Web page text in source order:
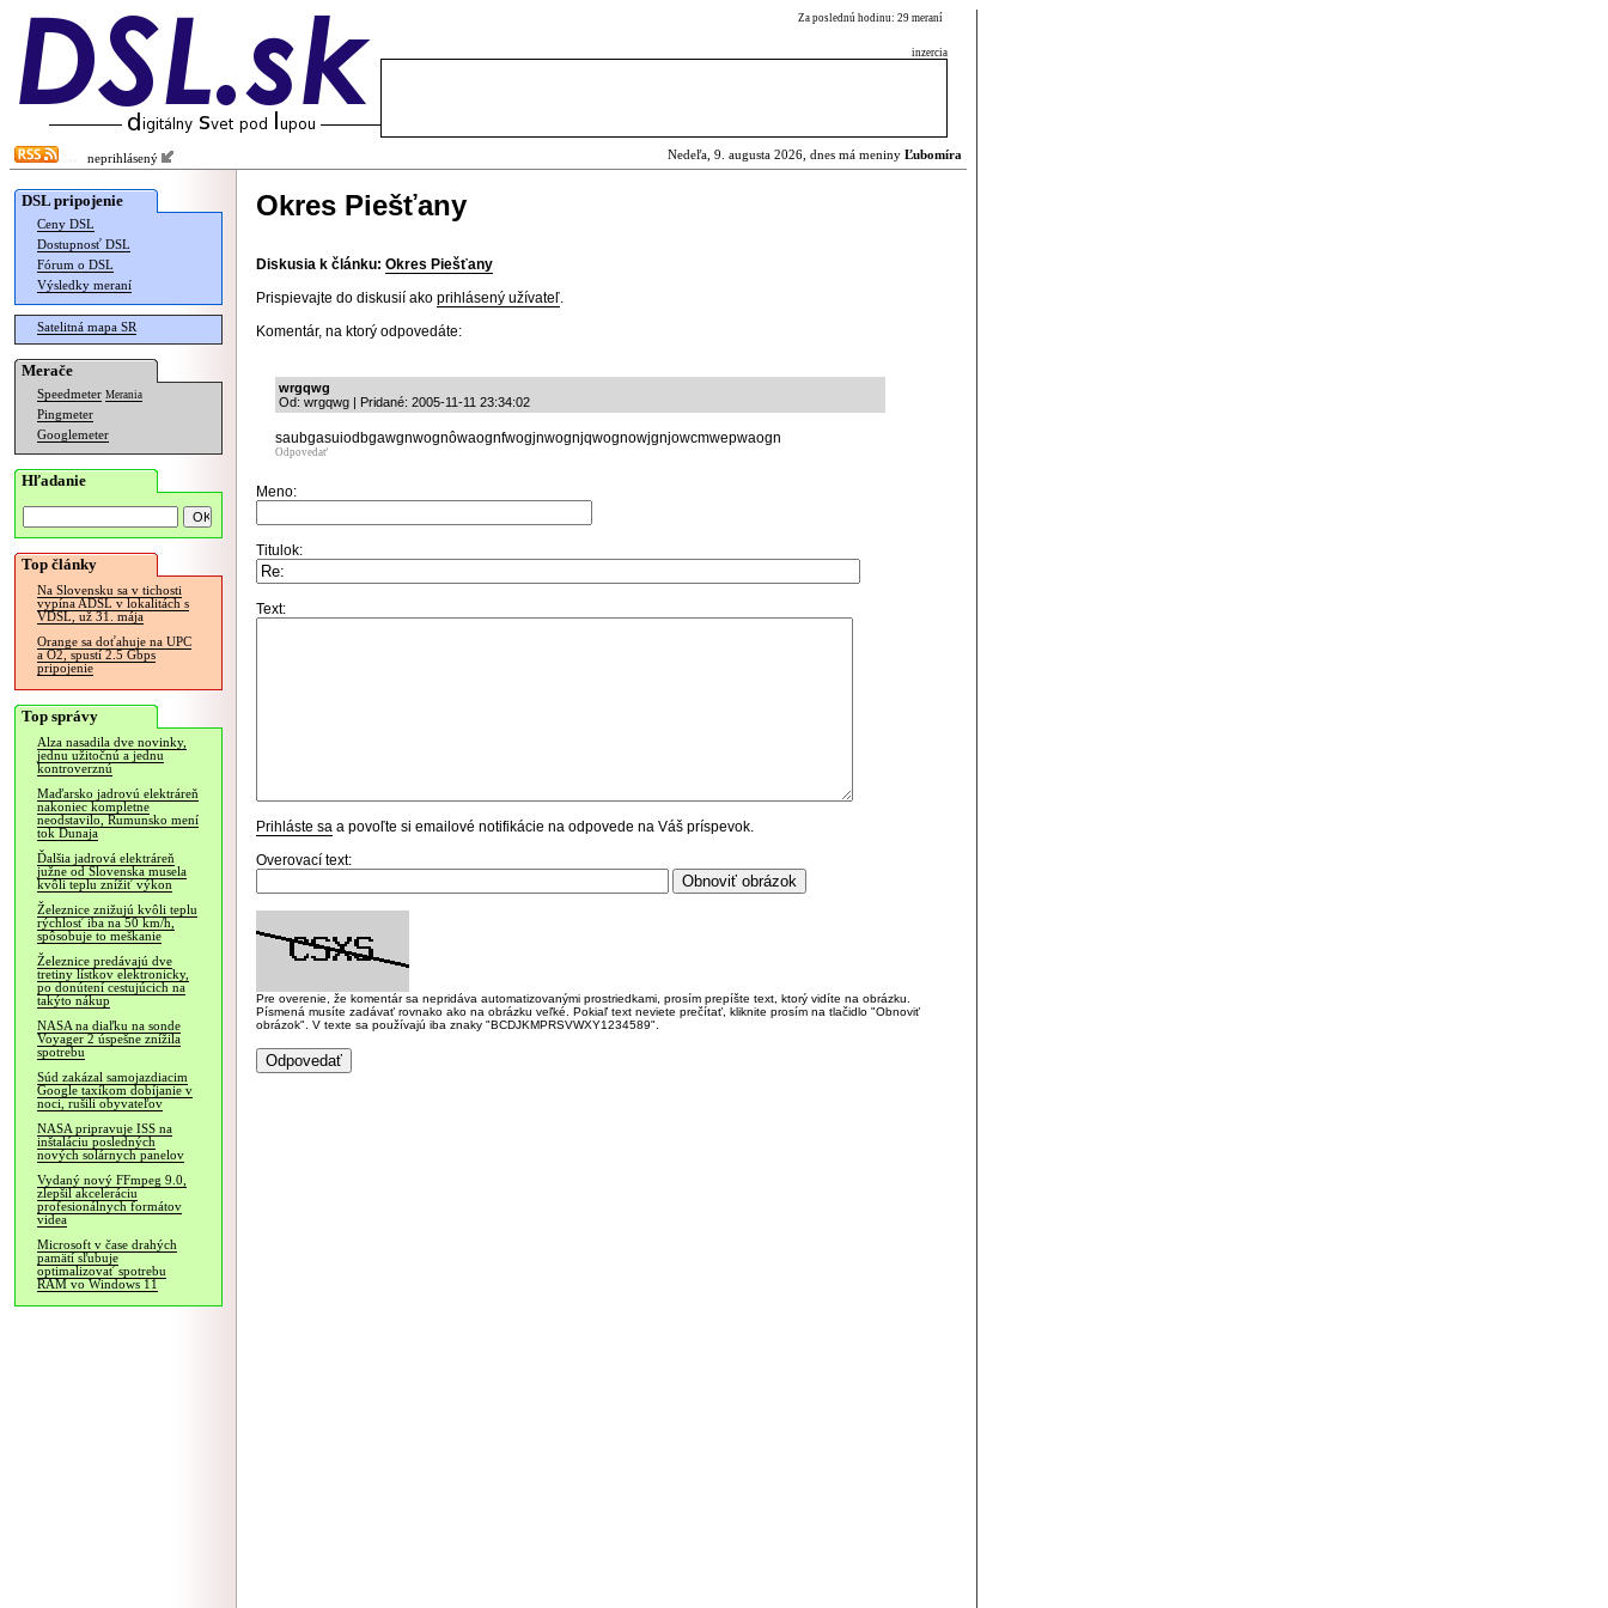
Za poslednú hodinu: 29 meraní
inzercia
neprihlásený Nedeľa, 9. augusta 2026, dnes má meniny Ľubomíra
DSL pripojenie
Ceny DSL
Dostupnosť DSL
Fórum o DSL
Výsledky meraní
Satelitná mapa SR
Merače
Speedmeter Merania
Pingmeter
Googlemeter
Hľadanie
Top články
Na Slovensku sa v tichosti
vypína ADSL v lokalitách s
VDSL, už 31. mája
Orange sa doťahuje na UPC
a O2, spustí 2.5 Gbps
pripojenie
Top správy
Alza nasadila dve novinky,
jednu užitočnú a jednu
kontroverznú
Maďarsko jadrovú elektráreň
nakoniec kompletne
neodstavilo, Rumunsko mení
tok Dunaja
Ďalšia jadrová elektráreň
južne od Slovenska musela
kvôli teplu znížiť výkon
Železnice znižujú kvôli teplu
rýchlosť iba na 50 km/h,
spôsobuje to meškanie
Železnice predávajú dve
tretiny lístkov elektronicky,
po donútení cestujúcich na
takýto nákup
NASA na diaľku na sonde
Voyager 2 úspešne znížila
spotrebu
Súd zakázal samojazdiacim
Google taxíkom dobíjanie v
noci, rušili obyvateľov
NASA pripravuje ISS na
inštaláciu posledných
nových solárnych panelov
Vydaný nový FFmpeg 9.0,
zlepšil akceleráciu
profesionálnych formátov
videa
Microsoft v čase drahých
pamätí sľubuje
optimalizovať spotrebu
RAM vo Windows 11
Okres Piešťany
Diskusia k článku: Okres Piešťany
Prispievajte do diskusií ako prihlásený užívateľ.
Komentár, na ktorý odpovedáte:
wrgqwg
Od: wrgqwg | Pridané: 2005-11-11 23:34:02
saubgasuiodbgawgnwognôwaognfwogjnwognjqwognowjgnjowcmwepwaogn
Odpovedať
Meno:
Titulok:
Text:
Prihláste sa a povoľte si emailové notifikácie na odpovede na Váš príspevok.
Overovací text:
Pre overenie, že komentár sa nepridáva automatizovanými prostriedkami, prosím prepíšte text, ktorý vidíte na obrázku.
Písmená musíte zadávať rovnako ako na obrázku veľké. Pokiaľ text neviete prečítať, kliknite prosím na tlačidlo "Obnoviť
obrázok". V texte sa používajú iba znaky "BCDJKMPRSVWXY1234589".